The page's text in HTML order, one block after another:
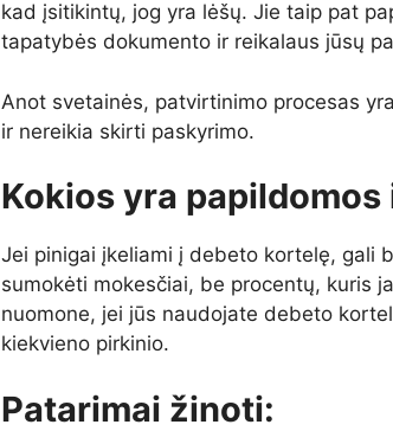
kad įsitikintų, jog yra lėšų. Jie taip pat
tapatybės dokumento ir reikalaus jūsų
Anot svetainės, patvirtinimo procesas
ir nereikia skirti paskyrimo.
Kokios yra papildomos
Jei pinigai įkeliami į debeto kortelę, gali
sumokėti mokesčiai, be procentų, kuris
nuomone, jei jūs naudojate debeto
kiekvieno pirkinio.
Patarimai žinoti: